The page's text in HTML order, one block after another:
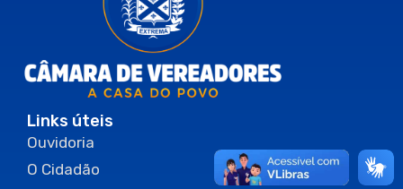
Links úteis
Ouvidoria
O Cidadão